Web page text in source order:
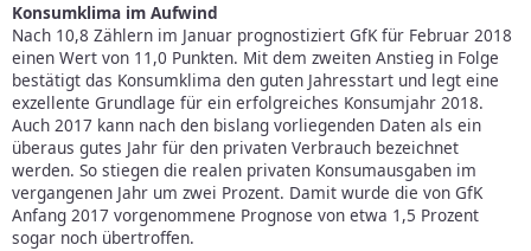
Konsumklima im Aufwind
Nach 10,8 Zählern im Januar prognostiziert GfK für Februar 2018
einen Wert von 11,0 Punkten. Mit dem zweiten Anstieg in Folge
bestätigt das Konsumklima den guten Jahresstart und legt eine
exzellente Grundlage für ein erfolgreiches Konsumjahr 2018.
Auch 2017 kann nach den bislang vorliegenden Daten als ein
überaus gutes Jahr für den privaten Verbrauch bezeichnet
werden. So stiegen die realen privaten Konsumausgaben im
vergangenen Jahr um zwei Prozent. Damit wurde die von GfK
Anfang 2017 vorgenommene Prognose von etwa 1,5 Prozent
sogar noch übertroffen.